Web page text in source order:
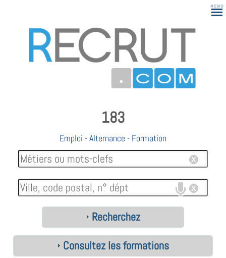
183
Emploi -Alternance - Formation
Recherchez
Consultez les formations